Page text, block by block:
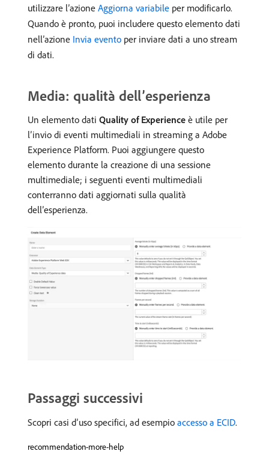
utilizzare l’azione Aggiorna variabile per modificarlo.
Quando è pronto, puoi includere questo elemento dati
nell’azione Invia evento per inviare dati a uno stream
di dati.
Media: qualità dell’esperienza
Un elemento dati Quality of Experience è utile per
l’invio di eventi multimediali in streaming a Adobe
Experience Platform. Puoi aggiungere questo
elemento durante la creazione di una sessione
multimediale; i seguenti eventi multimediali
conterranno dati aggiornati sulla qualità
dell’esperienza.
Passaggi successivi
Scopri casi d’uso specifici, ad esempio accesso a ECID.
recommendation-more-help